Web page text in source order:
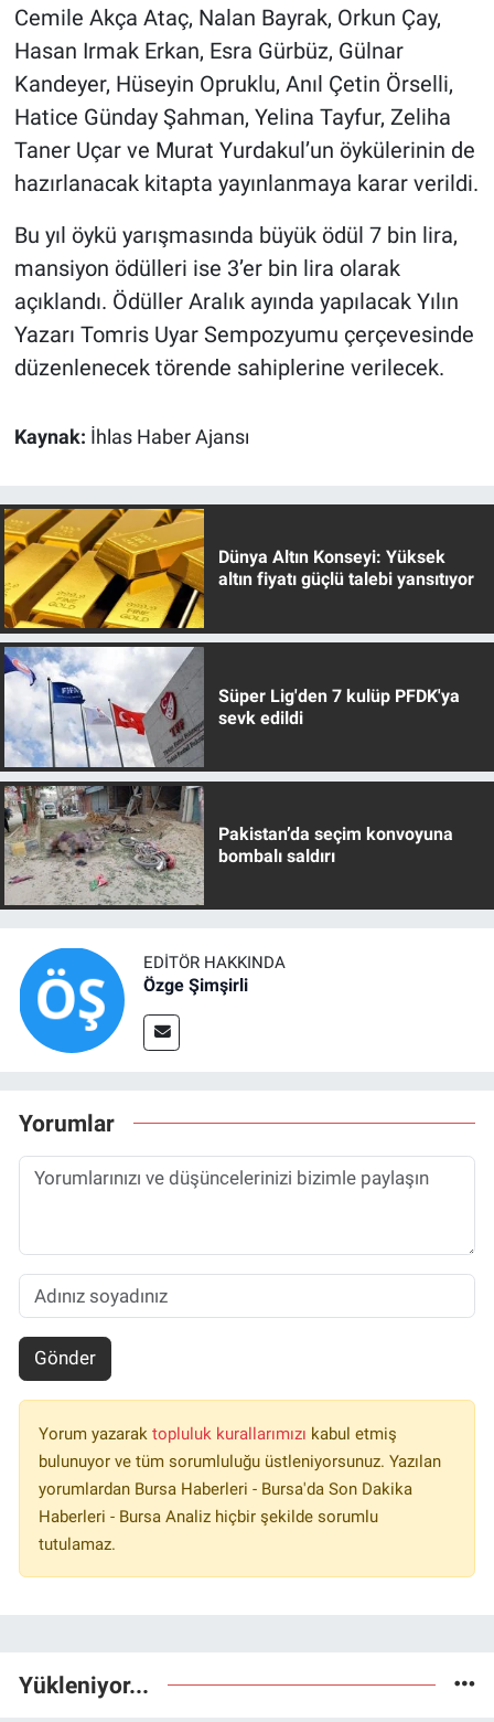
Cemile Akça Ataç, Nalan Bayrak, Orkun Çay,
Hasan Irmak Erkan, Esra Gürbüz, Gülnar
Kandeyer, Hüseyin Opruklu, Anıl Çetin Örselli,
Hatice Günday Şahman, Yelina Tayfur, Zeliha
Taner Uçar ve Murat Yurdakul’un öykülerinin de
hazırlanacak kitapta yayınlanmaya karar verildi.
Bu yıl öykü yarışmasında büyük ödül 7 bin lira,
mansiyon ödülleri ise 3’er bin lira olarak
açıklandı. Ödüller Aralık ayında yapılacak Yılın
Yazarı Tomris Uyar Sempozyumu çerçevesinde
düzenlenecek törende sahiplerine verilecek.
Kaynak: İhlas Haber Ajansı
Dünya Altın Konseyi: Yüksek
altın fiyatı güçlü talebi yansıtıyor
Süper Lig'den 7 kulüp PFDK'ya
sevk edildi
Pakistan’da seçim konvoyuna
bombalı saldırı
EDITÖR HAKKINDA
Özge Şimşirli
Yorumlar
Gönder
Yorum yazarak topluluk kurallarımızı kabul etmiş
bulunuyor ve tüm sorumluluğu üstleniyorsunuz. Yazılan
yorumlardan Bursa Haberleri - Bursa'da Son Dakika
Haberleri - Bursa Analiz hiçbir şekilde sorumlu
tutulamaz.
Yükleniyor...